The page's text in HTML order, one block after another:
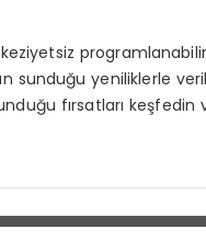
sunduğu yeniliklerle
fırsatları